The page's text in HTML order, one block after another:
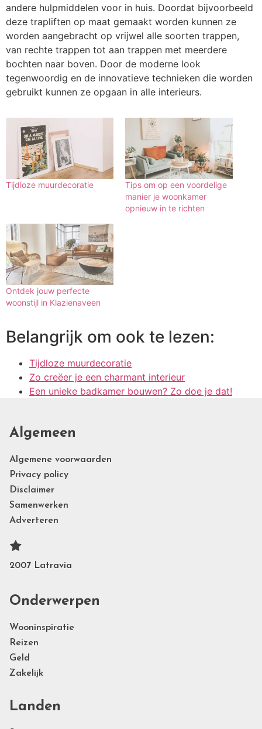
andere hulpmiddelen voor in huis. Doordat bijvoorbeeld
deze trapliften op maat gemaakt worden kunnen ze
worden aangebracht op vrijwel alle soorten trappen,
van rechte trappen tot aan trappen met meerdere
bochten naar boven. Door de moderne look
tegenwoordig en de innovatieve technieken die worden
gebruikt kunnen ze opgaan in alle interieurs.
Tijdloze muurdecoratie
Tips om op een voordelige
manier je woonkamer
opnieuw in te richten
Ontdek jouw perfecte
woonstijl in Klazienaveen
Belangrijk om ook te lezen:
Tijdloze muurdecoratie
Zo creëer je een charmant interieur
Een unieke badkamer bouwen? Zo doe je dat!
Algemeen
Algemene voorwaarden
Privacy policy
Disclaimer
Samenwerken
Adverteren
2007 Latravia
Onderwerpen
Wooninspiratie
Reizen
Geld
Zakelijk
Landen